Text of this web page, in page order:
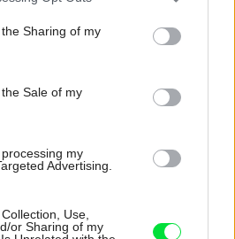
usage behaviour. You may click to
Google and its third-party tags to
purposes in below Google
Sharing of my
Sale of my
my
Advertising.
Use,
or Sharing of my